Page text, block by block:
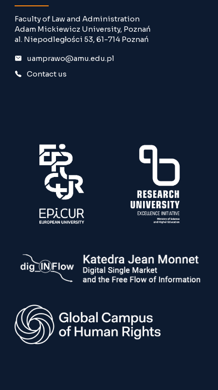
Faculty of Law and Administration
Adam Mickiewicz University, Poznań
al. Niepodległości 53, 61-714 Poznań
uamprawo@amu.edu.pl
Contact us